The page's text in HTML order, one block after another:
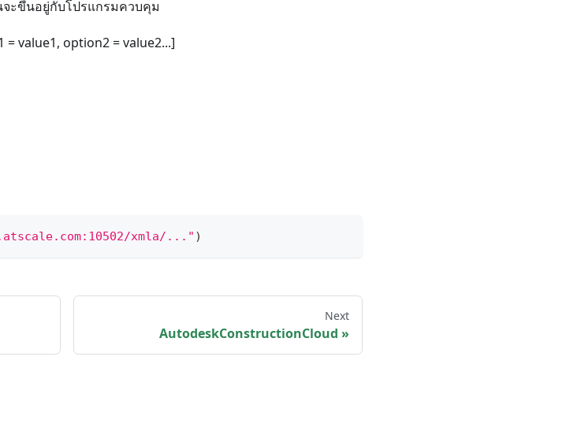
จะขึ้นอยู่กับโปรแกรมควบคุม
value1, option2 = value2...]
xmla/..." )
Next
AutodeskConstructionCloud